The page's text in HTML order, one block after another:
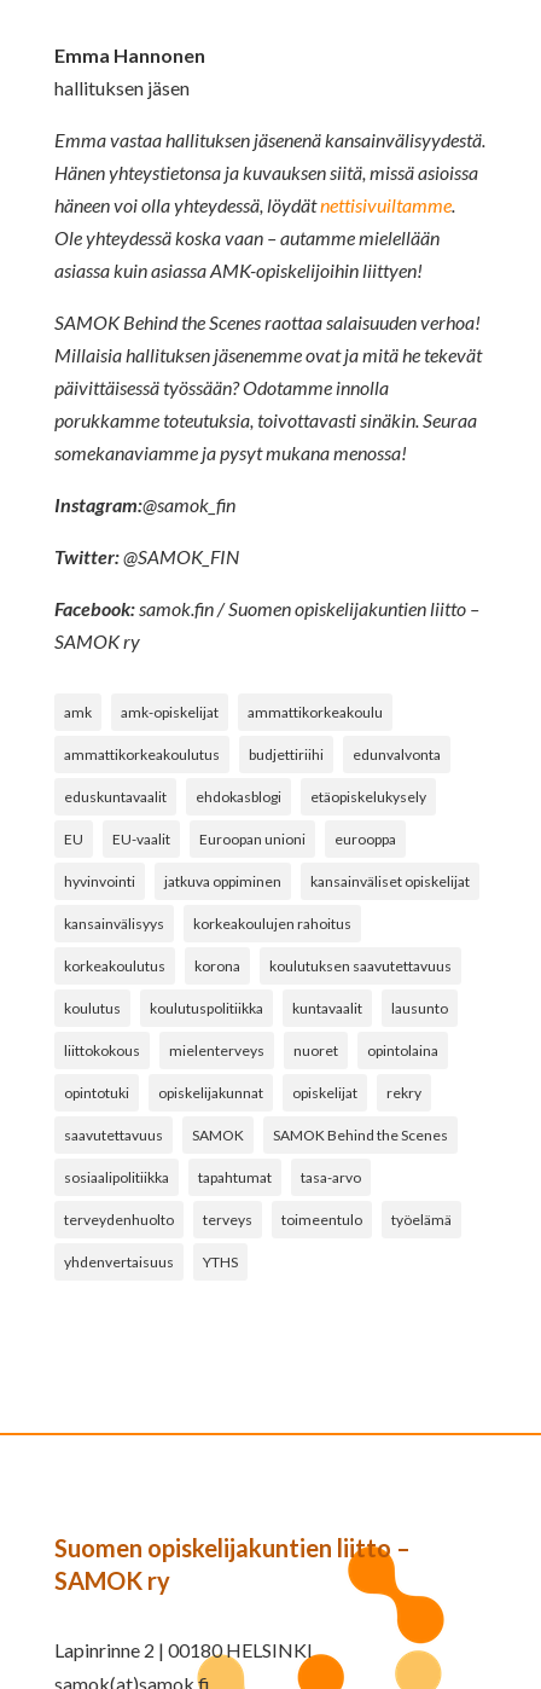
Emma Hannonen
hallituksen jäsen
Emma vastaa hallituksen jäsenenä kansainvälisyydestä.
Hänen yhteystietonsa ja kuvauksen siitä, missä asioissa
häneen voi olla yhteydessä, löydätnettisivuiltamme.
Ole yhteydessä koska vaan – autamme mielellään
asiassa kuin asiassa AMK-opiskelijoihin liittyen!
SAMOK Behind the Scenes raottaa salaisuuden verhoa!
Millaisia hallituksen jäsenemme ovat ja mitä he tekevät
päivittäisessä työssään? Odotamme innolla
porukkamme toteutuksia, toivottavasti sinäkin. Seuraa
somekanaviamme ja pysyt mukana menossa!
Instagram:@samok_fin
Twitter:@SAMOK_FIN
Facebook:samok.fin / Suomen opiskelijakuntien liitto –
SAMOK ry
amk amk-opiskelijat ammattikorkeakoulu
ammattikorkeakoulutus budjettiriihi edunvalvonta
eduskuntavaalit ehdokasblogi etäopiskelukysely
EU EU-vaalit Euroopan unioni eurooppa
hyvinvointi jatkuva oppiminen kansainväliset opiskelijat
kansainvälisyys korkeakoulujen rahoitus
korkeakoulutus korona koulutuksen saavutettavuus
koulutus koulutuspolitiikka kuntavaalit lausunto
liittokokous mielenterveys nuoret opintolaina
opintotuki opiskelijakunnat opiskelijat rekry
saavutettavuus SAMOK SAMOK Behind the Scenes
sosiaalipolitiikka tapahtumat tasa-arvo
terveydenhuolto terveys toimeentulo työelämä
yhdenvertaisuus YTHS
Suomen opiskelijakuntien liitto –
SAMOK ry
Lapinrinne 2 | 00180 HELSINKI
samok(at)samok.fi